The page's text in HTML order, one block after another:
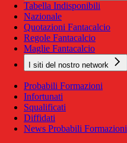
Tabella Indisponibili
Nazionale
Quotazioni Fantacalcio
Regole Fantacalcio
Maglie Fantacalcio
I siti del nostro network
Probabili Formazioni
Infortunati
Squalificati
Diffidati
News Probabili Formazioni